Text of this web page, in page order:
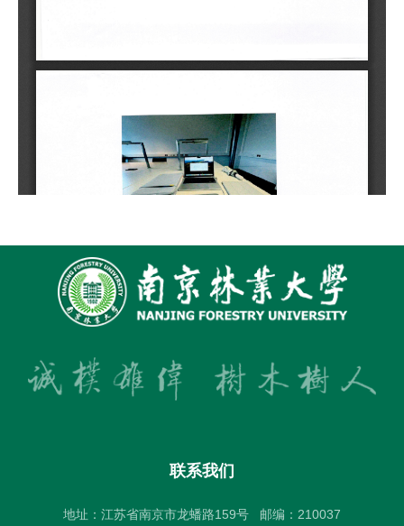
联系我们
地址：江苏省南京市龙蟠路159号 邮编：210037